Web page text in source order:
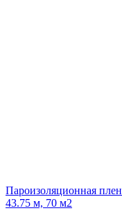
Пароизоляционная
43.75 м, 70 м2